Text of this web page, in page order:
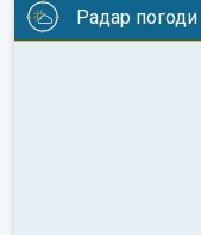
Радар погоди